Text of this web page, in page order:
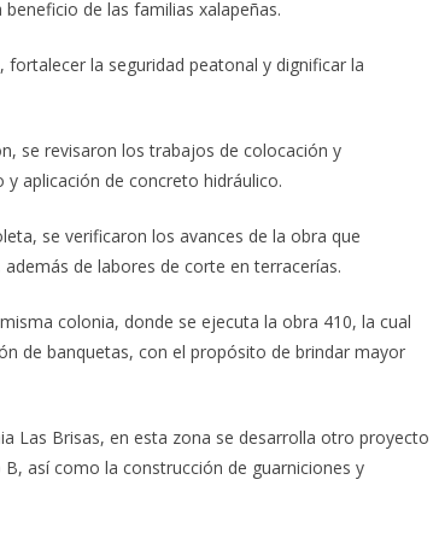
de las familias xalapeñas.
la seguridad peatonal y dignificar la
se revisaron los trabajos de colocación y
aplicación de concreto hidráulico.
se verificaron los avances de la obra que
de labores de corte en terracerías.
colonia, donde se ejecuta la obra 410, la cual
de banquetas, con el propósito de brindar mayor
Las Brisas, en esta zona se desarrolla otro proyecto
así como la construcción de guarniciones y